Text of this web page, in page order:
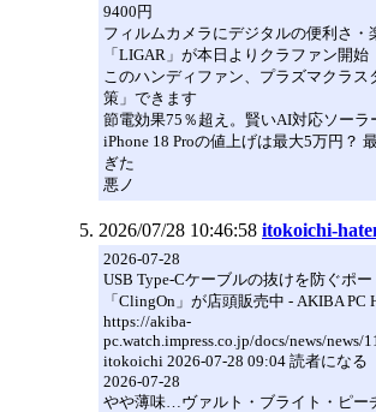
9400円
フィルムカメラにデジタルの便利さ・
「LIGAR」が本日よりクラファン開始
このハンディファン、プラズマクラス
策」できます
節電効果75％超え。賢いAI対応ソーラ
iPhone 18 Proの値上げは最大5万円？
ぎた
悪ノ
2026/07/28 10:46:58 itokoichi-
2026-07-28
USB Type-Cケーブルの抜けを防ぐポ
「ClingOn」が店頭販売中 - AKIBA PC
https://akiba-
pc.watch.impress.co.jp/docs/news/news/
itokoichi 2026-07-28 09:04 読者になる
2026-07-28
やや薄味…ヴァルト・ブライト・ピー